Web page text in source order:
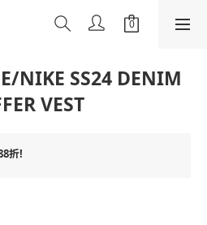
NIKE SS24 DENIM
VEST
折!